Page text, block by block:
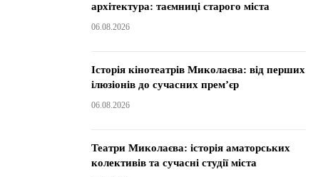
архітектура: таємниці старого міста
06.08.2026
Історія кінотеатрів Миколаєва: від перших
ілюзіонів до сучасних прем’єр
06.08.2026
Театри Миколаєва: історія аматорських
колективів та сучасні студії міста